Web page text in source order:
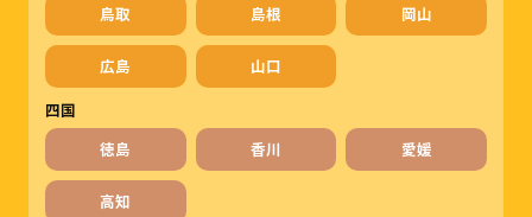
鳥取
島根 岡山
広島
山口
四国
徳島
香川 愛媛
高知